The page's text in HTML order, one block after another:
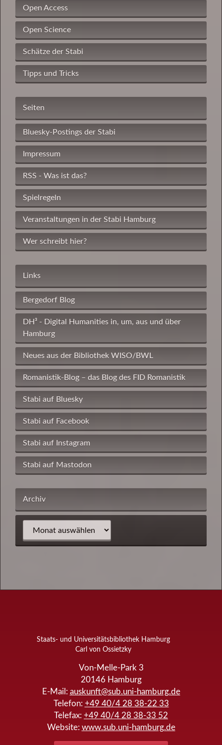
Open Access
Open Science
Schätze der Stabi
Tipps und Tricks
Seiten
Bluesky-Postings der Stabi
Impressum
RSS - Was ist das?
Spielregeln
Veranstaltungen in der Stabi Hamburg
Wer schreibt hier?
Links
Bergedorf Blog
DH³ - Digital Humanities in, um, aus und über
Hamburg
Neues aus der Bibliothek WISO/BWL
Romanistik-Blog – das Blog des FID Romanistik
Stabi auf Bluesky
Stabi auf Facebook
Stabi auf Instagram
Stabi auf Mastodon
Archiv
Staats- und Universitätsbibliothek Hamburg
Carl von Ossietzky
Von-Melle-Park 3
20146 Hamburg
E-Mail: auskunft@sub.uni-hamburg.de
Telefon: +49 40/4 28 38-22 33
Telefax: +49 40/4 28 38-33 52
Website: www.sub.uni-hamburg.de